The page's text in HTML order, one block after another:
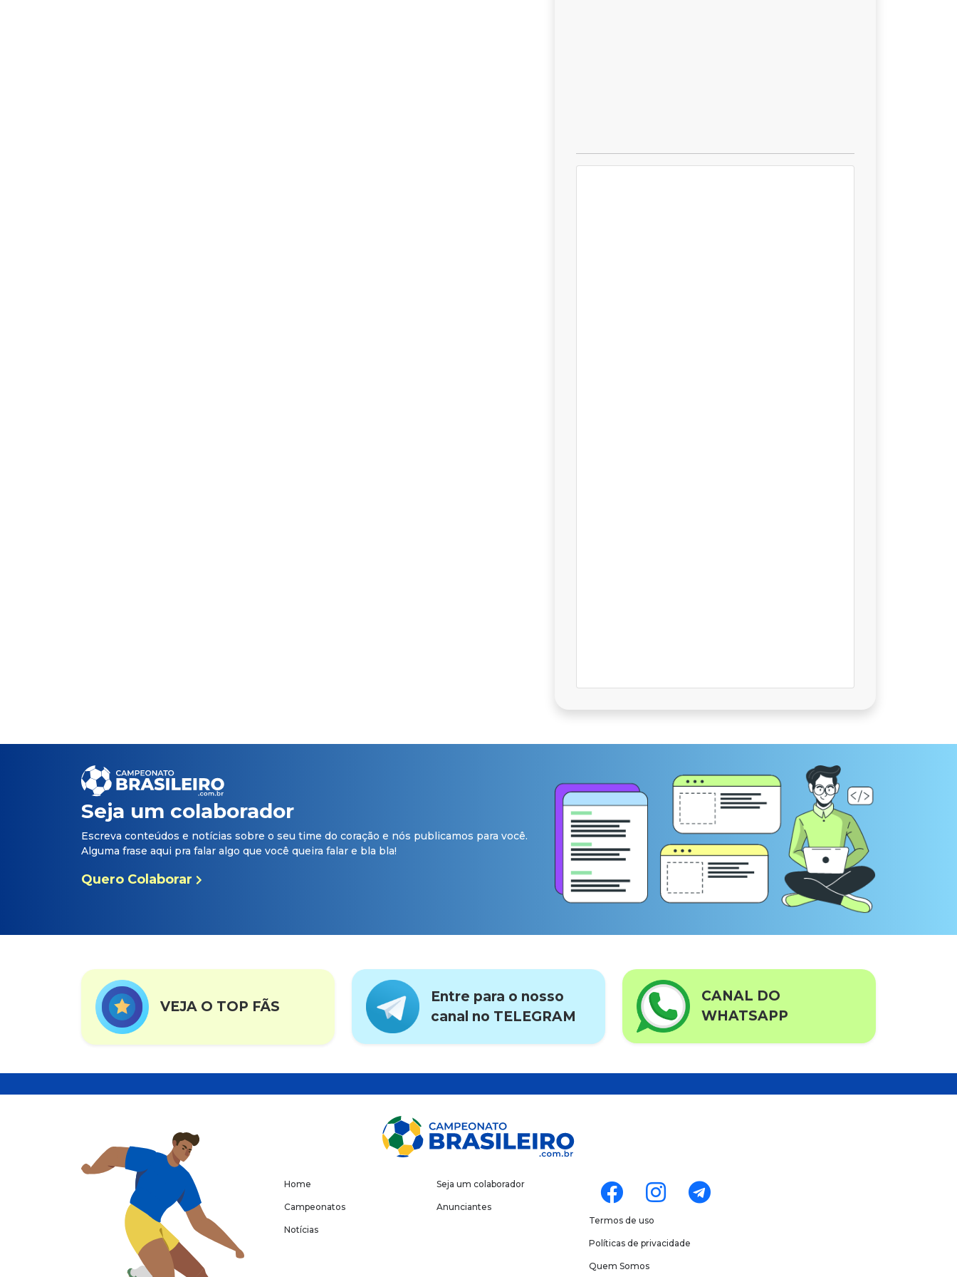
Seja um colaborador
Escreva conteúdos e notícias sobre o seu time do coração e nós publicamos para você.
Alguma frase aqui pra falar algo que você queira falar e bla bla!
Quero Colaborar
VEJA O TOP FÃS
Entre para o nosso
canal no TELEGRAM
CANAL DO
WHATSAPP
Home
Campeonatos
Notícias
Seja um colaborador
Anunciantes
Termos de uso
Políticas de privacidade
Quem Somos